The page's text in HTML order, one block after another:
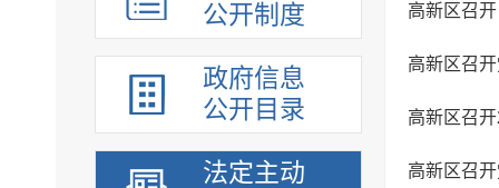
公开制度
政府信息
公开目录
法定主动
高新区召
高新区召
高新区召
高新区召